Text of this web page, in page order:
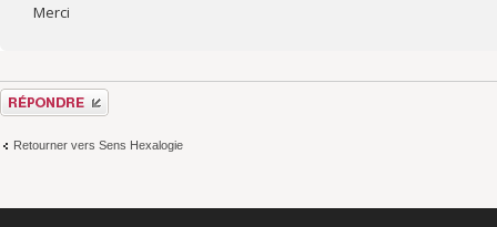
Merci
Répondre
Retourner vers Sens Hexalogie